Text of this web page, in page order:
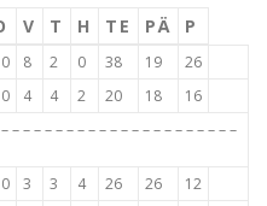
V T H TE PÄ P
8 2 0 38 19
26
4 4 2 20 18
16
– – – – – – – – – – – – – – – – – – – – –
3 3 4 26 26
12